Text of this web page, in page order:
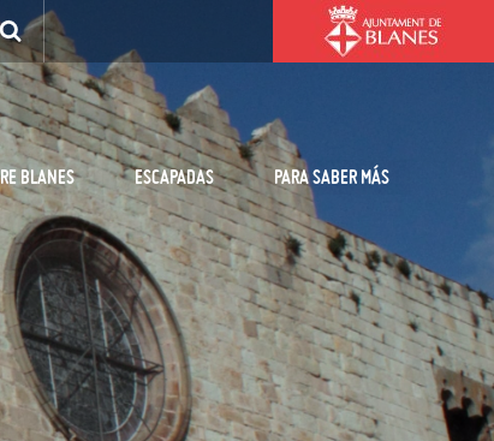
BLANES ESCAPADAS PARA SABER MÁS